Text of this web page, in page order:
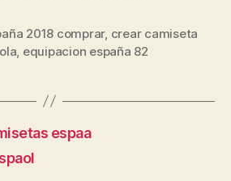
2018 comprar, crear camiseta
, equipacion españa 82
espaa